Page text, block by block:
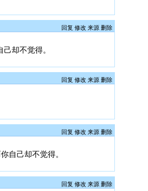
回复 修改 来源 删除
却不觉得。
回复 修改 来源 删除
回复 修改 来源 删除
自己却不觉得。
回复 修改 来源 删除